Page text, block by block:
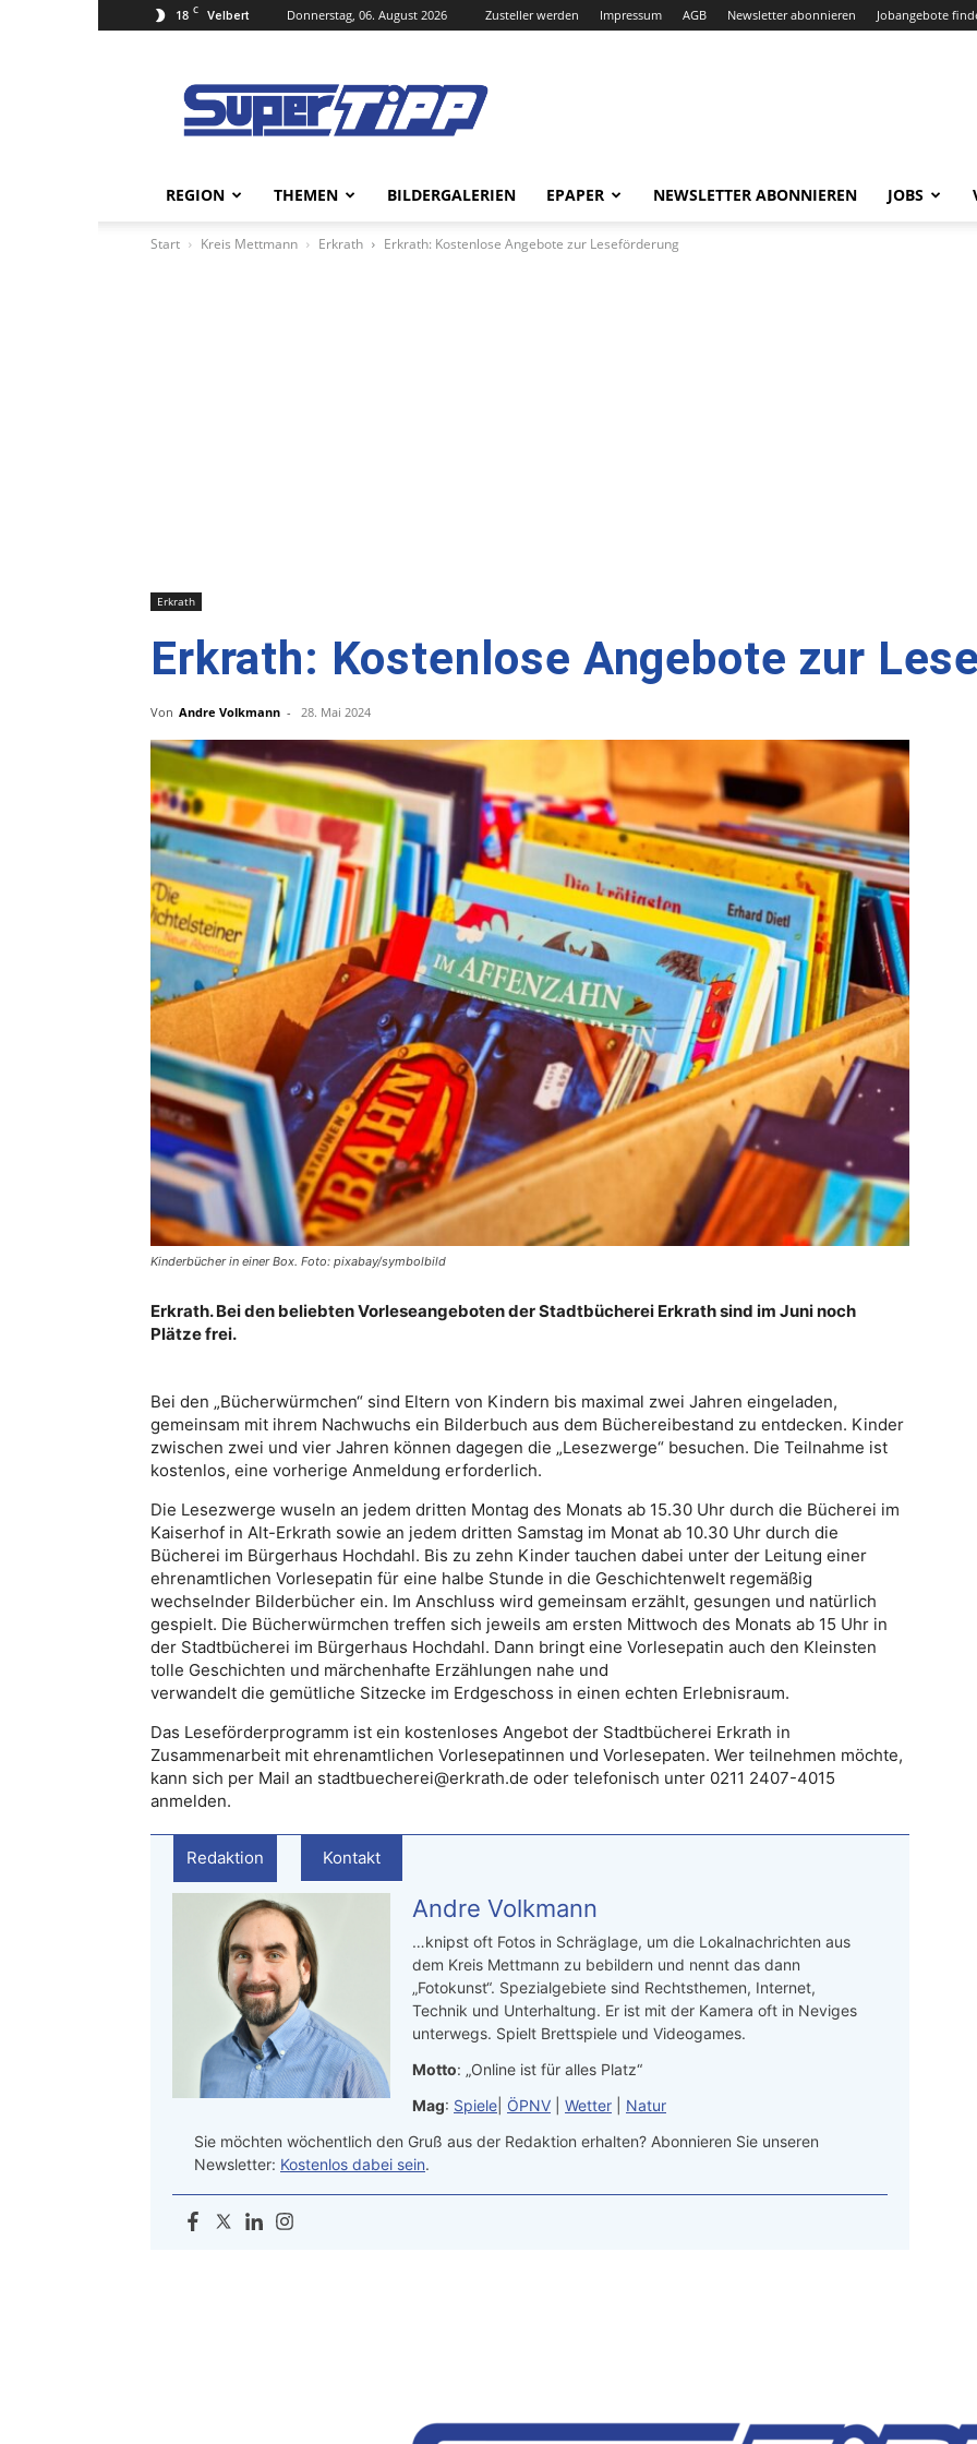
18 C Velbert Donnerstag, 06. August 2026 Zusteller werden Impressum AGB Newsletter abonnieren Jobangebote
Tipp
Online
REGION THEMEN BILDERGALERIEN EPAPER NEWSLETTER ABONNIEREN JOBS
Start Kreis Mettmann Erkrath Erkrath: Kostenlose Angebote zur Leseförderung
Erkrath
Erkrath: Kostenlose Angebote zur
Von Andre Volkmann - 28. Mai 2024
Kinderbücher in einer Box. Foto: pixabay/symbolbild
Erkrath. Bei den beliebten Vorleseangeboten der Stadtbücherei Erkrath sind im Juni noch
Plätze frei.
Bei den „Bücherwürmchen“ sind Eltern von Kindern bis maximal zwei Jahren eingeladen,
gemeinsam mit ihrem Nachwuchs ein Bilderbuch aus dem Büchereibestand zu entdecken. Kinder
zwischen zwei und vier Jahren können dagegen die „Lesezwerge“ besuchen. Die Teilnahme ist
kostenlos, eine vorherige Anmeldung erforderlich.
Die Lesezwerge wuseln an jedem dritten Montag des Monats ab 15.30 Uhr durch die Bücherei im
Kaiserhof in Alt-Erkrath sowie an jedem dritten Samstag im Monat ab 10.30 Uhr durch die
Bücherei im Bürgerhaus Hochdahl. Bis zu zehn Kinder tauchen dabei unter der Leitung einer
ehrenamtlichen Vorlesepatin für eine halbe Stunde in die Geschichtenwelt regemäßig
wechselnder Bilderbücher ein. Im Anschluss wird gemeinsam erzählt, gesungen und natürlich
gespielt. Die Bücherwürmchen treffen sich jeweils am ersten Mittwoch des Monats ab 15 Uhr in
der Stadtbücherei im Bürgerhaus Hochdahl. Dann bringt eine Vorlesepatin auch den Kleinsten
tolle Geschichten und märchenhafte Erzählungen nahe und
verwandelt die gemütliche Sitzecke im Erdgeschoss in einen echten Erlebnisraum.
Das Leseförderprogramm ist ein kostenloses Angebot der Stadtbücherei Erkrath in
Zusammenarbeit mit ehrenamtlichen Vorlesepatinnen und Vorlesepaten. Wer teilnehmen möchte,
kann sich per Mail an stadtbuecherei@erkrath.de oder telefonisch unter 0211 2407-4015
anmelden.
Redaktion Kontakt
Andre Volkmann
…knipst oft Fotos in Schräglage, um die Lokalnachrichten aus
dem Kreis Mettmann zu bebildern und nennt das dann
„Fotokunst“. Spezialgebiete sind Rechtsthemen, Internet,
Technik und Unterhaltung. Er ist mit der Kamera oft in Neviges
unterwegs. Spielt Brettspiele und Videogames.
Motto: „Online ist für alles Platz“
Mag: Spiele ÖPNV Wetter
Natur
Sie möchten wöchentlich den Gruß aus der Redaktion erhalten? Abonnieren Sie unseren
Newsletter: Kostenlos dabei sein.